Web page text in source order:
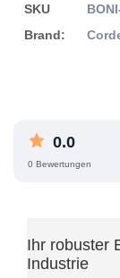
SKU
Brand:
0.0
0 Bewertungen
Ihr robuster
Industrie